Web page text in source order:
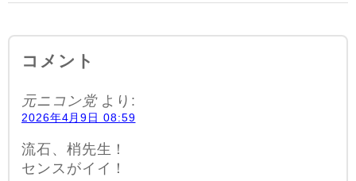
コメント
元ニコン党 より:
2026年4月9日 08:59
流石、梢先生！
センスがイイ！